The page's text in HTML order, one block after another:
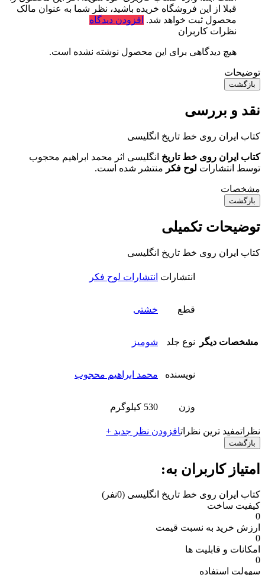
قبلا از این فروشگاه خریده باشید، نظر شما به عنوان مالک
محصول ثبت خواهد شد. افزودن دیدگاه
نظرات کاربران
هیچ دیدگاهی برای این محصول نوشته نشده است.
توضیحات
بازگشت
نقد و بررسی
کتاب ایران روی خط تاریخ انگلیسی
کتاب ایران روی خط تاریخ انگلیسی اثر محمد ابراهیم محجوب
توسط انتشارات لوح فکر منتشر شده است.
مشخصات
بازگشت
توضیحات تکمیلی
کتاب ایران روی خط تاریخ انگلیسی
مشخصات دیگر
انتشارات انتشارات لوح فکر
قطع خشتی
نوع جلد شومیز
نویسنده محمد ابراهیم محجوب
وزن 530 کیلوگرم
نظراتمفید ترین نظراتافزودن نظر جدید +
بازگشت
امتیاز کاربران به:
کتاب ایران روی خط تاریخ انگلیسی (0نفر)
کیفیت ساخت
0
ارزش خرید به نسبت قیمت
0
امکانات و قابلیت ها
0
سهولت استفاده